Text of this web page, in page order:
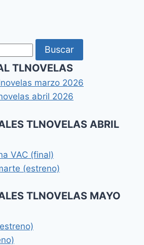
TLNOVELAS
marzo 2026
abril 2026
TLNOVELAS ABRIL
VAC (final)
(estreno)
TLNOVELAS MAYO